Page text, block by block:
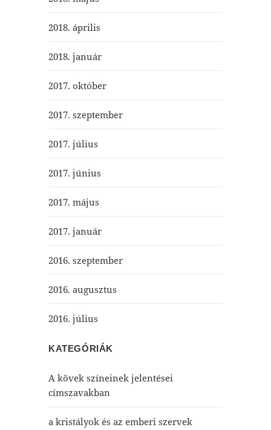
2018. április
2018. január
2017. október
2017. szeptember
2017. július
2017. június
2017. május
2017. január
2016. szeptember
2016. augusztus
2016. július
KATEGÓRIÁK
A kövek színeinek jelentései
címszavakban
a kristályok és az emberi szervek